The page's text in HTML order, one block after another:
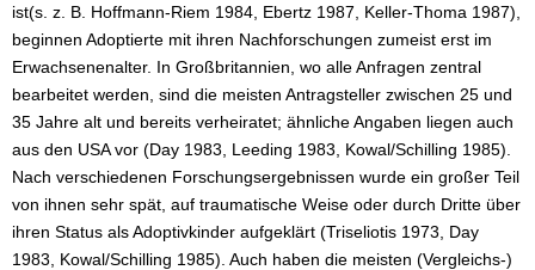
ist(s. z. B. Hoffmann-Riem 1984, Ebertz 1987, Keller-Thoma 1987),
beginnen Adoptierte mit ihren Nachforschungen zumeist erst im
Erwachsenenalter. In Großbritannien, wo alle Anfragen zentral
bearbeitet werden, sind die meisten Antragsteller zwischen 25 und
35 Jahre alt und bereits verheiratet; ähnliche Angaben liegen auch
aus den USA vor (Day 1983, Leeding 1983, Kowal/Schilling 1985).
Nach verschiedenen Forschungsergebnissen wurde ein großer Teil
von ihnen sehr spät, auf traumatische Weise oder durch Dritte über
ihren Status als Adoptivkinder aufgeklärt (Triseliotis 1973, Day
1983, Kowal/Schilling 1985). Auch haben die meisten (Vergleichs-)